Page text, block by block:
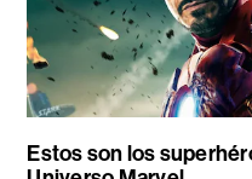
Estos son los